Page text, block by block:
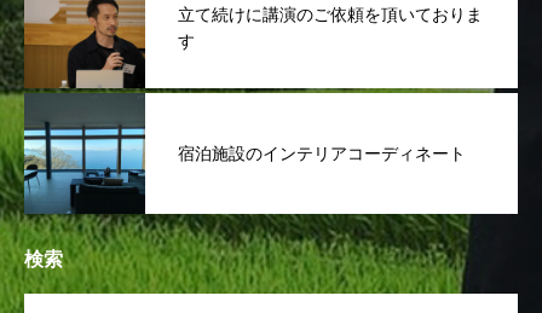
立て続けに講演のご依頼を頂いておりま
す
宿泊施設のインテリアコーディネート
検索